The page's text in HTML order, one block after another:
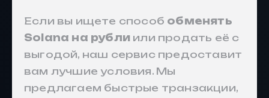
Если вы ищете способ обменять
Solana на рубли или продать её с
выгодой, наш сервис предоставит
вам лучшие условия. Мы
предлагаем быстрые транзакции,